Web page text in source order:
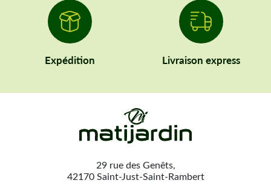
Expédition Livraison express
29 rue des Genêts,
42170 Saint-Just-Saint-Rambert